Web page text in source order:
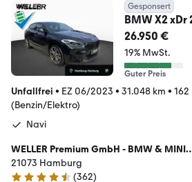
Gesponsert
BMW X2 xDr
26.950 €
19% MwSt.
Guter Preis
Unfallfrei • EZ 06/2023 • 31.048 km • 162
(Benzin/Elektro)
Navi
WELLER Premium GmbH - BMW & MINI
Vertragshändler
21073 Hamburg
(362)